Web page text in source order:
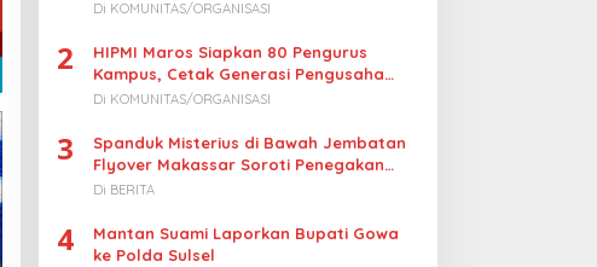
Turunkan Harga BBM Nelayan
Di KOMUNITAS/ORGANISASI
2
HIPMI Maros Siapkan 80 Pengurus
Kampus, Cetak Generasi Pengusaha
Muda
Di KOMUNITAS/ORGANISASI
3
Spanduk Misterius di Bawah Jembatan
Flyover Makassar Soroti Penegakan
Hukum Kasus Korupsi
Di BERITA
4
Mantan Suami Laporkan Bupati Gowa
ke Polda Sulsel